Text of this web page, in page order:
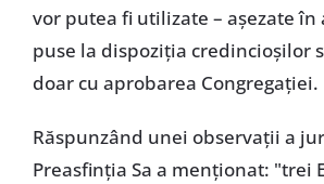
vor putea fi utilizate – așezate în
puse la dispoziția credincioșilor
doar cu aprobarea Congregației.
Răspunzând unei observații a
Preasfinția Sa a menționat: "trei